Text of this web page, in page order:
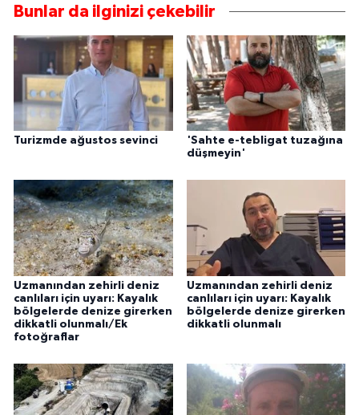
Bunlar da ilginizi çekebilir
Turizmde ağustos sevinci
'Sahte e-tebligat tuzağına
düşmeyin'
Uzmanından zehirli deniz
canlıları için uyarı: Kayalık
bölgelerde denize girerken
dikkatli olunmalı/Ek
fotoğraflar
Uzmanından zehirli deniz
canlıları için uyarı: Kayalık
bölgelerde denize girerken
dikkatli olunmalı